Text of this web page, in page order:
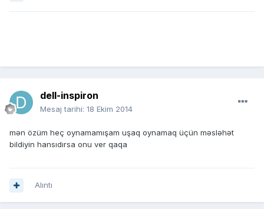
dell-inspiron
Mesaj tarihi: 18 Ekim 2014
mən özüm heç oynamamışam uşaq oynamaq üçün məsləhət
bildiyin hansıdırsa onu ver qaqa
Alıntı